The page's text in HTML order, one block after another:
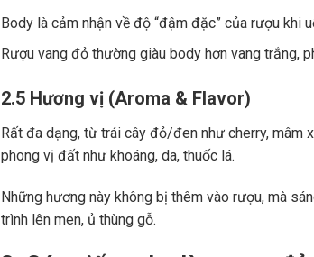
Body là cảm nhận về độ “đậm đặc” của rượu khi
Rượu vang đỏ thường giàu body hơn vang trắng,
2.5 Hương vị (Aroma & Flavor)
Rất đa dạng, từ trái cây đỏ/đen như cherry, mâm
phong vị đất như khoáng, da, thuốc lá.
Những hương này không bị thêm vào rượu, mà
trình lên men, ủ thùng gỗ.